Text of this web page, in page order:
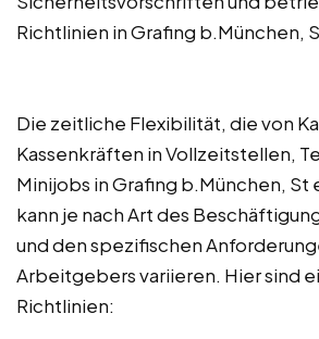
Richtlinien in Grafing b.München,
Die zeitliche Flexibilität, die von
Kassenkräften in Vollzeitstellen,
Minijobs in Grafing b.München, St
kann je nach Art des
und den spezifischen
Arbeitgebers variieren. Hier sind
Richtlinien: